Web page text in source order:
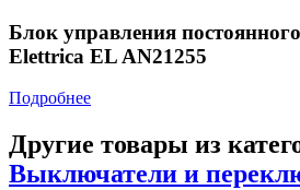
Блок управления
Elettrica EL AN21255
Подробнее
Другие товары из
Выключатели и